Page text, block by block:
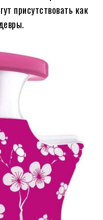
присутствовать как